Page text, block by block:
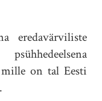
eredavärviliste
on tal Eesti